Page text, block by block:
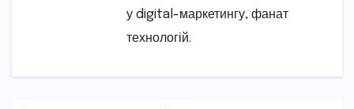
у digital-маркетингу, фанат
технологій.